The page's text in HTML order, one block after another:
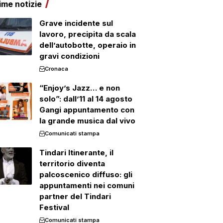
notizie
Grave incidente sul
lavoro, precipita da scala
dell’autobotte, operaio in
gravi condizioni
Cronaca
“Enjoy’s Jazz… e non
solo”: dall’11 al 14 agosto
Gangi appuntamento con
la grande musica dal vivo
Comunicati stampa
Tindari Itinerante, il
territorio diventa
palcoscenico diffuso: gli
appuntamenti nei comuni
partner del Tindari
Festival
Comunicati stampa